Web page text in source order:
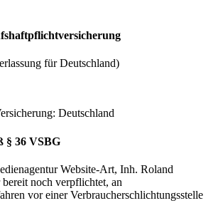
für Deutschland)
Deutschland
§ 36 VSBG
Website-Art, Inh. Roland
noch verpflichtet, an
vor einer Verbraucherschlichtungsstelle